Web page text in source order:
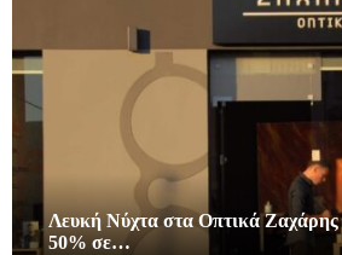
Λευκή Νύχτα στα Οπτικά
50% σε…